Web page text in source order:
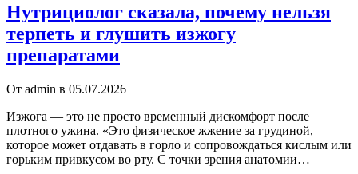
Нутрициолог сказала, почему нельзя
терпеть и глушить изжогу
препаратами
От admin в 05.07.2026
Изжога — это не просто временный дискомфорт после
плотного ужина. «Это физическое жжение за грудиной,
которое может отдавать в горло и сопровождаться кислым или
горьким привкусом во рту. С точки зрения анатомии…